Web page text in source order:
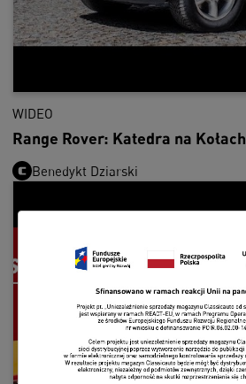
WIDEO
Range Rover: Katedra na Kołach
Benedykt Dziarski